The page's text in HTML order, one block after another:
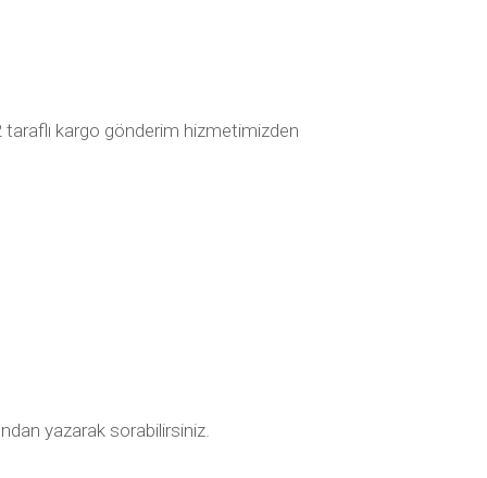
kargo gönderim hizmetimizden
yazarak sorabilirsiniz.